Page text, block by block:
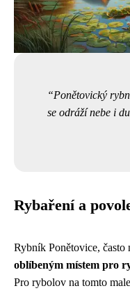
Ponětovický
se odráží nebe i
Rybaření a
Rybník Ponětovice,
oblíbeným místem pro
Pro rybolov na tomto